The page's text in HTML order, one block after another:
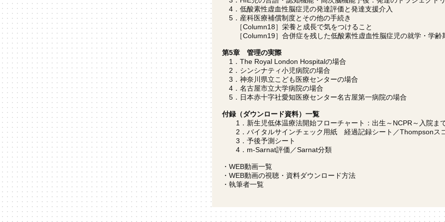
4．低酸素性虚血性脳症児の発達評価と発達支援介入
5．産科医療補償制度とその他の手続き
［Column18］栄養と成長で気をつけること
［Column19］合併症を残した低酸素性虚血性脳症児の就学・学齢
第5章 管理の実際
1．The Royal London Hospitalの場合
2．シンシナティ小児病院の場合
3．神奈川県立こども医療センターの場合
4．名古屋市立大学病院の場合
5．日本赤十字社愛知医療センター名古屋第一病院の場合
付録（ダウンロード資料）一覧
1．新生児低体温療法開始フローチャート：出生～NCPR～入院ま
2．バイタルサインチェック用紙 経過記録シート／Thompsonス
3．予後予測シート
4．m-Sarnat評価／Sarnat分類
・WEB動画一覧
・WEB動画の視聴・資料ダウンロード方法
・執筆者一覧